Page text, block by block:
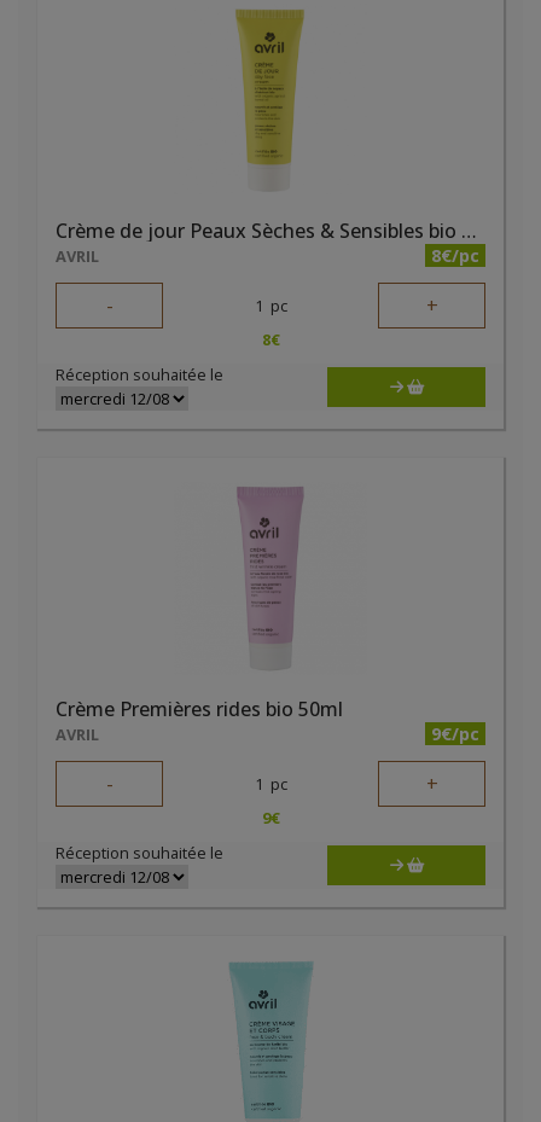
Crème de jour Peaux Sèches & Sensibles bio 50ml
AVRIL 8€/pc
- 1 pc +
8€
Réception souhaitée le
Crème Premières rides bio 50ml
AVRIL 9€/pc
- 1 pc +
9€
Réception souhaitée le